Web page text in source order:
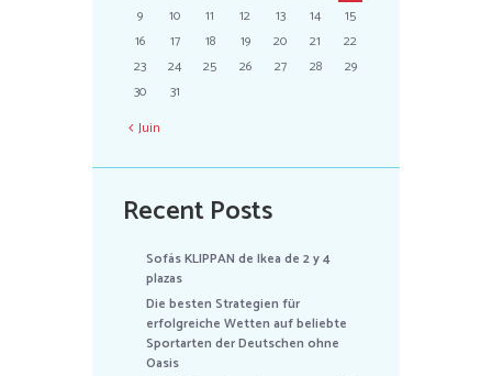
9
10 11 12 13 14
15
16
17 18 19 20 21
22
23
24 25 26 27 28
29
30
31
Juin
Recent Posts
Sofás KLIPPAN de Ikea de 2 y 4
plazas
Die besten Strategien für
erfolgreiche Wetten auf beliebte
Sportarten der Deutschen ohne
Oasis